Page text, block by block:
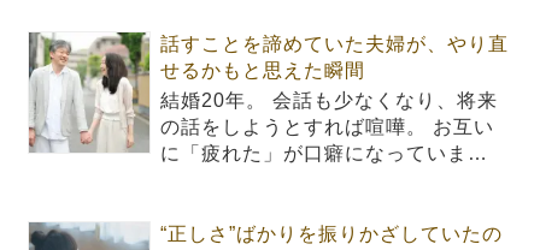
話すことを諦めていた夫婦が、やり直
せるかもと思えた瞬間
結婚20年。 会話も少なくなり、将来
の話をしようとすれば喧嘩。 お互い
に「疲れた」が口癖になっていま…
“正しさ”ばかりを振りかざしていたの